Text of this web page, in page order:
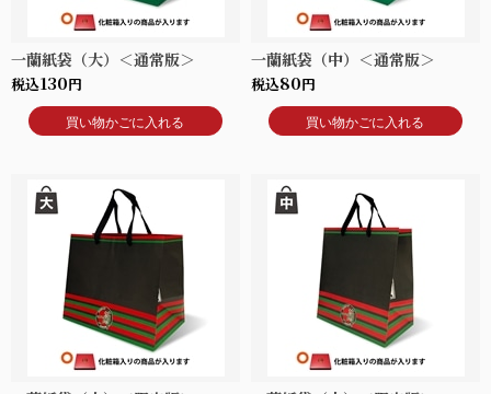
一蘭紙袋（大）＜通常版＞
税込130円
買い物かごに入れる
一蘭紙袋（中）＜通常版＞
税込80円
買い物かごに入れる